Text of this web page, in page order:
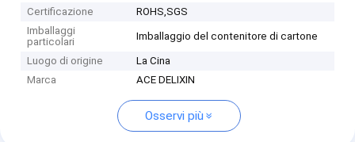
Certificazione
ROHS,SGS
Imballaggi
particolari
Imballaggio del contenitore di cartone
Luogo di origine
La Cina
Marca
ACE DELIXIN
Osservi più